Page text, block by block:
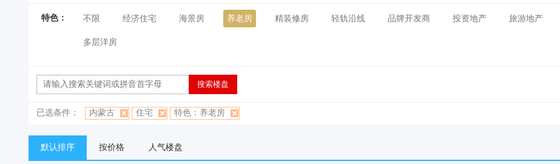
特色： 不限 经济住宅 海景房 养老房 精装修房 轻轨沿线 品牌开发商 投资地产 旅游地产
多层洋房
已选条件： 内蒙古 住宅 特色：养老房
默认排序 按价格 人气楼盘